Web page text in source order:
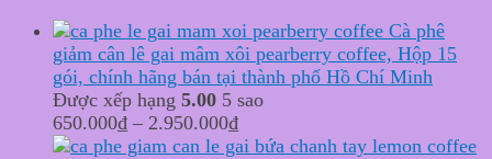
Cà phê
giảm cân lê gai mâm xôi pearberry coffee, Hộp 15
gói, chính hãng bán tại thành phố Hồ Chí Minh
Được xếp hạng 5.00 5 sao
650.000₫ – 2.950.000₫